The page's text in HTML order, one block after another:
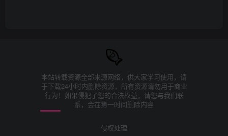
本站转载资源全部来源网络，供大家学习使用，请
于下载24小时内删除资源，所有资源请勿用于商业
行为！如果侵犯了您的合法权益，请您与我们联
系，会在第一时间删除内容
侵权处理